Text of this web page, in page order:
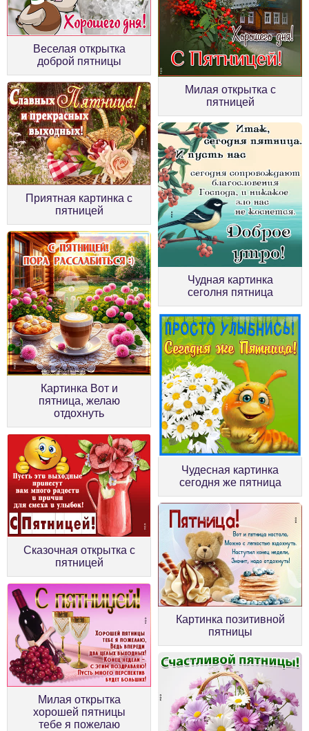
Веселая открытка
доброй пятницы
Милая открытка с
пятницей
Приятная картинка с
пятницей
Чудная картинка
сеголня пятница
Картинка Вот и
пятница, желаю
отдохнуть
Чудесная картинка
сегодня же пятница
Сказочная открытка с
пятницей
Картинка позитивной
пятницы
Милая открытка
хорошей пятницы
тебе я пожелаю